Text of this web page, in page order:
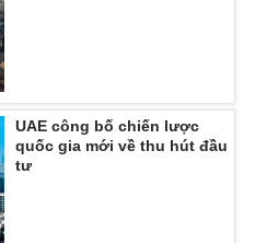
Bất động sản
Tấm lòng Việt
Vươn mình bằng AI
VTV8
UAE công bố chiến lược
quốc gia mới về thu hút đầu
tư